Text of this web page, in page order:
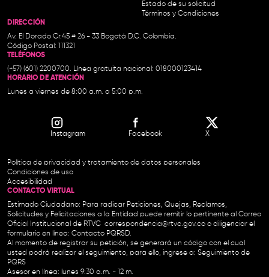
Estado de su solicitud
Términos y Condiciones
DIRECCIÓN
Av. El Dorado Cr.45 # 26 - 33 Bogotá D.C. Colombia.
Código Postal: 111321
TELÉFONOS
(+57) (601) 2200700. Línea gratuita nacional: 018000123414
HORARIO DE ATENCIÓN
Lunes a viernes de 8:00 a.m. a 5:00 p.m.
Instagram Facebook X
Política de privacidad y tratamiento de datos personales
Condiciones de uso
Accesibilidad
CONTACTO VIRTUAL
Estimado Ciudadano: Para radicar Peticiones, Quejas, Reclamos,
Solicitudes y Felicitaciones a la Entidad puede remitir lo pertinente al Correo
Oficial Institucional de RTVC correspondencia@rtvc.gov.co o diligenciar el
formulario en línea: Contacto PQRSD.
Al momento de registrar su petición, se generará un código con el cual
usted podrá realizar el seguimiento, para ello, ingrese a: Seguimiento de
PQRS
Asesor en línea: lunes 9:30 a.m. - 12 m.